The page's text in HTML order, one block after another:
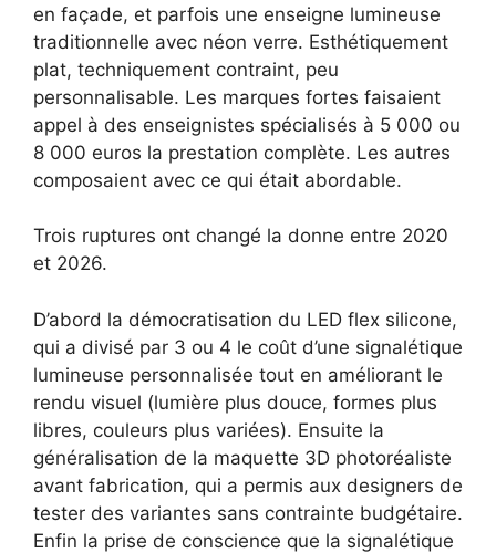
en façade, et parfois une enseigne lumineuse
traditionnelle avec néon verre. Esthétiquement
plat, techniquement contraint, peu
personnalisable. Les marques fortes faisaient
appel à des enseignistes spécialisés à 5 000 ou
8 000 euros la prestation complète. Les autres
composaient avec ce qui était abordable.
Trois ruptures ont changé la donne entre 2020
et 2026.
D’abord la démocratisation du LED flex silicone,
qui a divisé par 3 ou 4 le coût d’une signalétique
lumineuse personnalisée tout en améliorant le
rendu visuel (lumière plus douce, formes plus
libres, couleurs plus variées). Ensuite la
généralisation de la maquette 3D photoréaliste
avant fabrication, qui a permis aux designers de
tester des variantes sans contrainte budgétaire.
Enfin la prise de conscience que la signalétique